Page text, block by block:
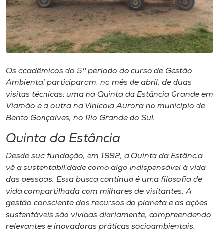
Rádio
Museu
Unoesc
Store
o idioma
A+
A-
Os acadêmicos do 5º período do curso de Gestão
Ambiental participaram, no mês de abril, de duas
visitas técnicas: uma na Quinta da Estância Grande em
Viamão e a outra na Vinícola Aurora no município de
Bento Gonçalves, no Rio Grande do Sul.
Quinta da Estância
Desde sua fundação, em 1992, a Quinta da Estância
vê a sustentabilidade como algo indispensável à vida
das pessoas. Essa busca contínua é uma filosofia de
vida compartilhada com milhares de visitantes. A
gestão consciente dos recursos do planeta e as ações
sustentáveis são vividas diariamente, compreendendo
relevantes e inovadoras práticas socioambientais.